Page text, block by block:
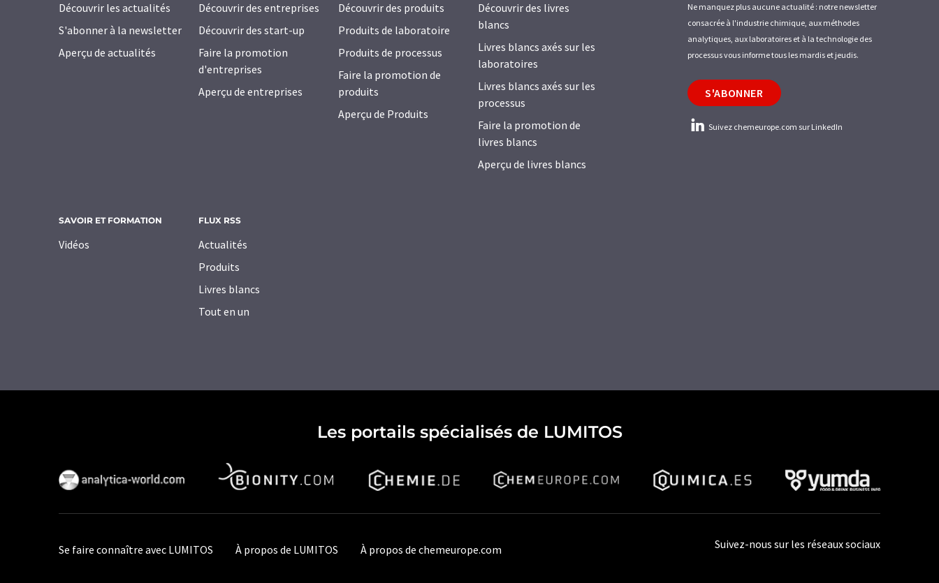
Découvrir les actualités
S'abonner à la newsletter
Aperçu de actualités
Découvrir des entreprises
Découvrir des start-up
Faire la promotion
d'entreprises
Aperçu de entreprises
Découvrir des produits
Produits de laboratoire
Produits de processus
Faire la promotion de
produits
Aperçu de Produits
Découvrir des livres
blancs
Livres blancs axés sur les
laboratoires
Livres blancs axés sur les
processus
Faire la promotion de
livres blancs
Aperçu de livres blancs
SAVOIR ET FORMATION
Vidéos
FLUX RSS
Actualités
Produits
Livres blancs
Tout en un
Ne manquez plus aucune actualité : notre newsletter
consacrée à l'industrie chimique, aux méthodes
analytiques, aux laboratoires et à la technologie des
processus vous informe tous les mardis et jeudis.
S'ABONNER
Suivez chemeurope.com sur LinkedIn
Les portails spécialisés de LUMITOS
Se faire connaître avec LUMITOS À propos de LUMITOS À propos de chemeurope.com Suivez-nous sur les réseaux sociaux